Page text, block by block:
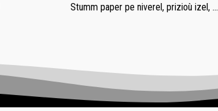
Stumm paper pe niverel, prizioù izel, ...